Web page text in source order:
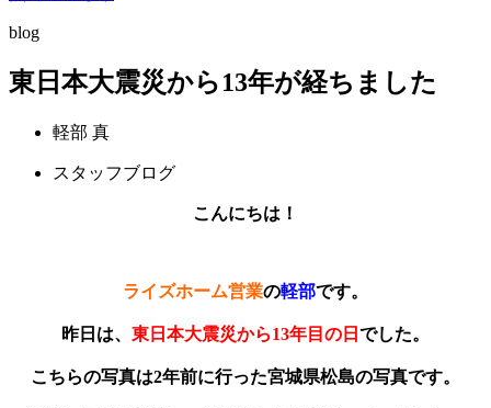
blog
東日本大震災から13年が経ちました
軽部 真
スタッフブログ
こんにちは！
ライズホーム営業の軽部です。
昨日は、 東日本大震災から13年目の日 でした。
こちらの写真は2年前に行った宮城県松島の写真です。